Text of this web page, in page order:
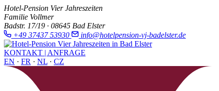
Hotel-Pension Vier Jahreszeiten
Familie Vollmer
Badstr. 17/19 · 08645 Bad Elster
+49 37437 53930
info@hotelpension-vj-badelster.de
KONTAKT | ANFRAGE
EN · FR · NL · CZ